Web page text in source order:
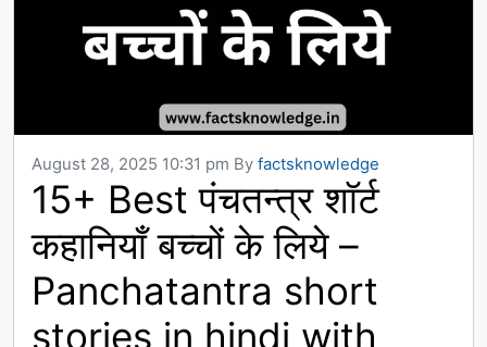
August 28, 2025 10:31 pm By factsknowledge
15+ Best पंचतन्त्र शॉर्ट
कहानियाँ बच्चों के लिये –
Panchatantra short
stories in hindi with